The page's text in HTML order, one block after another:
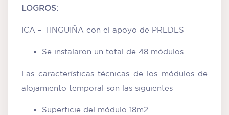
LOGROS:
ICA – TINGUIÑA con el apoyo de PREDES
Se instalaron un total de 48 módulos.
Las características técnicas de los módulos de
alojamiento temporal son las siguientes
Superficie del módulo 18m2